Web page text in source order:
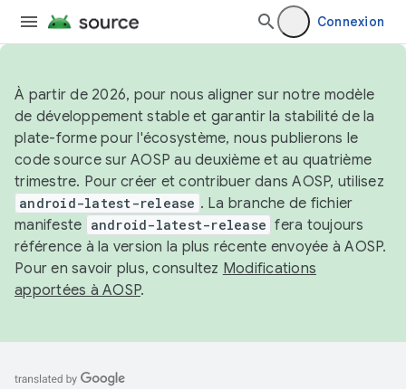
Connexion
À partir de 2026, pour nous aligner sur notre modèle
de développement stable et garantir la stabilité de la
plate-forme pour l'écosystème, nous publierons le
code source sur AOSP au deuxième et au quatrième
trimestre. Pour créer et contribuer dans AOSP, utilisez
android-latest-release . La branche de fichier
manifeste android-latest-release fera toujours
référence à la version la plus récente envoyée à AOSP.
Pour en savoir plus, consultez Modifications
apportées à AOSP.